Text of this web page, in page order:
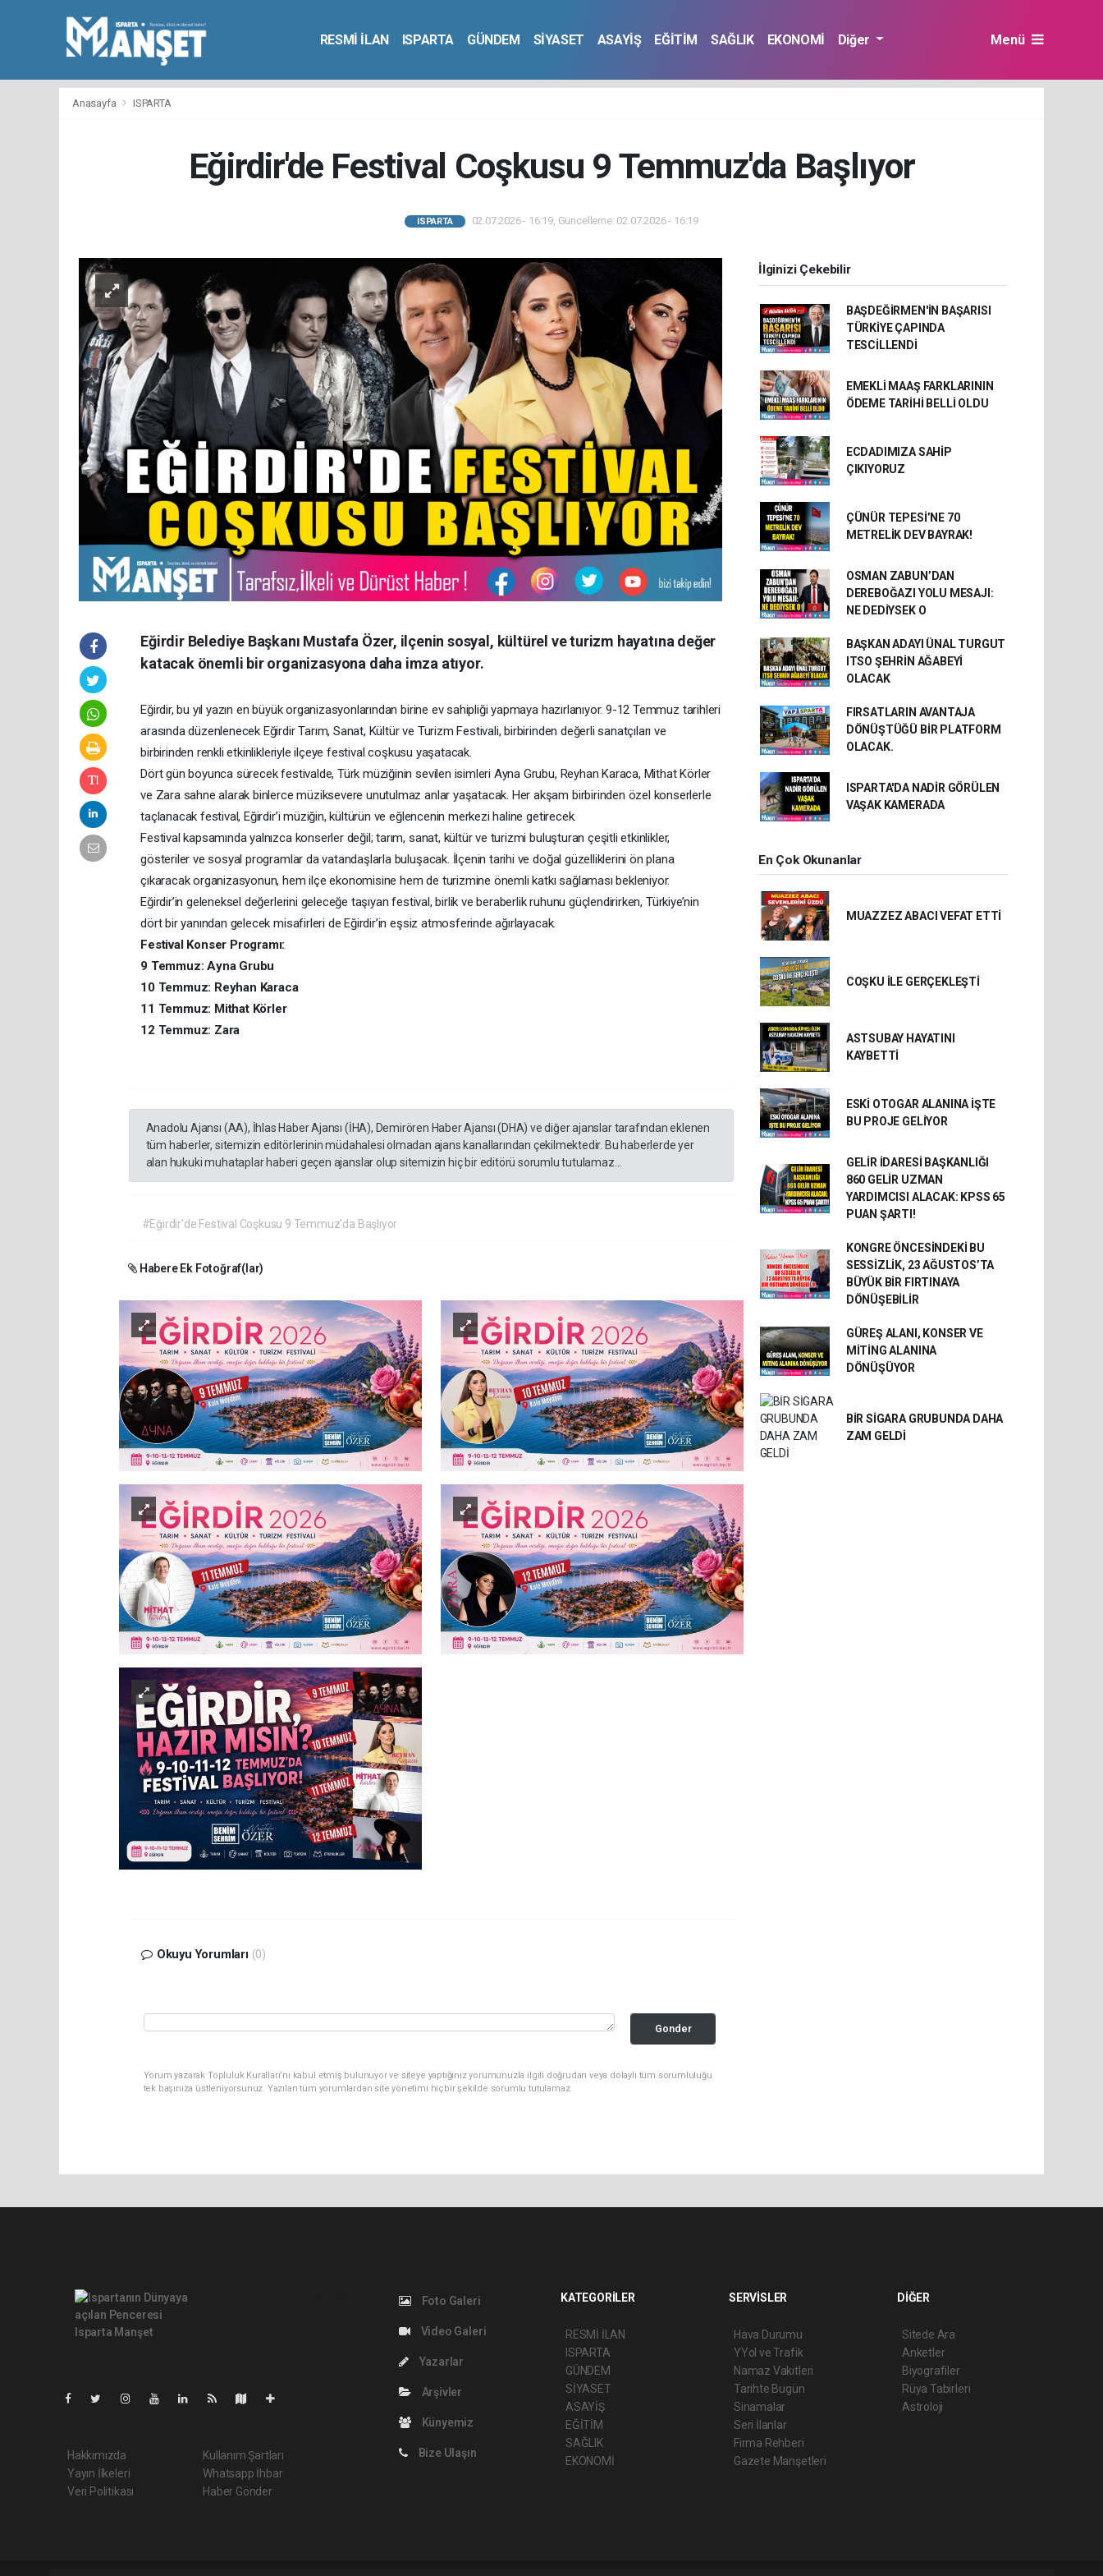
RESMİ İLAN ISPARTA GÜNDEM SİYASET ASAYİŞ EĞİTİM SAĞLIK EKONOMİ Diğer Menü
Anasayfa ISPARTA
Eğirdir'de Festival Coşkusu 9 Temmuz'da Başlıyor
ISPARTA 02.07.2026 - 16:19, Güncelleme: 02.07.2026 - 16:19
Eğirdir Belediye Başkanı Mustafa Özer, ilçenin sosyal, kültürel ve turizm hayatına değer
katacak önemli bir organizasyona daha imza atıyor.
Eğirdir, bu yıl yazın en büyük organizasyonlarından birine ev sahipliği yapmaya hazırlanıyor. 9-12 Temmuz tarihleri
arasında düzenlenecek Eğirdir Tarım, Sanat, Kültür ve Turizm Festivali, birbirinden değerli sanatçıları ve
birbirinden renkli etkinlikleriyle ilçeye festival coşkusu yaşatacak.
Dört gün boyunca sürecek festivalde, Türk müziğinin sevilen isimleri Ayna Grubu, Reyhan Karaca, Mithat Körler
ve Zara sahne alarak binlerce müziksevere unutulmaz anlar yaşatacak. Her akşam birbirinden özel konserlerle
taçlanacak festival, Eğirdir’i müziğin, kültürün ve eğlencenin merkezi haline getirecek.
Festival kapsamında yalnızca konserler değil; tarım, sanat, kültür ve turizmi buluşturan çeşitli etkinlikler,
gösteriler ve sosyal programlar da vatandaşlarla buluşacak. İlçenin tarihi ve doğal güzelliklerini ön plana
çıkaracak organizasyonun, hem ilçe ekonomisine hem de turizmine önemli katkı sağlaması bekleniyor.
Eğirdir’in geleneksel değerlerini geleceğe taşıyan festival, birlik ve beraberlik ruhunu güçlendirirken, Türkiye’nin
dört bir yanından gelecek misafirleri de Eğirdir’in eşsiz atmosferinde ağırlayacak.
Festival Konser Programı:
9 Temmuz: Ayna Grubu
10 Temmuz: Reyhan Karaca
11 Temmuz: Mithat Körler
12 Temmuz: Zara
Anadolu Ajansı (AA), İhlas Haber Ajansı (İHA), Demirören Haber Ajansı (DHA) ve diğer ajanslar tarafından eklenen
tüm haberler, sitemizin editörlerinin müdahalesi olmadan ajans kanallarından çekilmektedir. Bu haberlerde yer
alan hukuki muhataplar haberi geçen ajanslar olup sitemizin hiç bir editörü sorumlu tutulamaz...
#Eğirdir'de Festival Coşkusu 9 Temmuz'da Başlıyor
Habere Ek Fotoğraf(lar)
Okuyu Yorumları (0)
Gonder
Yorum yazarak Topluluk Kuralları’nı kabul etmiş bulunuyor ve siteye yaptığınız yorumunuzla ilgili doğrudan veya dolaylı tüm sorumluluğu
tek başınıza üstleniyorsunuz. Yazılan tüm yorumlardan site yönetimi hiçbir şekilde sorumlu tutulamaz.
İlginizi Çekebilir
BAŞDEĞİRMEN'İN BAŞARISI
TÜRKİYE ÇAPINDA
TESCİLLENDİ
EMEKLİ MAAŞ FARKLARININ
ÖDEME TARİHİ BELLİ OLDU
ECDADIMIZA SAHİP
ÇIKIYORUZ
ÇÜNÜR TEPESİ’NE 70
METRELİK DEV BAYRAK!
OSMAN ZABUN’DAN
DEREBOĞAZI YOLU MESAJI:
NE DEDİYSEK O
BAŞKAN ADAYI ÜNAL TURGUT
ITSO ŞEHRİN AĞABEYİ
OLACAK
FIRSATLARIN AVANTAJA
DÖNÜŞTÜĞÜ BİR PLATFORM
OLACAK.
ISPARTA'DA NADİR GÖRÜLEN
VAŞAK KAMERADA
En Çok Okunanlar
MUAZZEZ ABACI VEFAT ETTİ
COŞKU İLE GERÇEKLEŞTİ
ASTSUBAY HAYATINI
KAYBETTİ
ESKİ OTOGAR ALANINA İŞTE
BU PROJE GELİYOR
GELİR İDARESİ BAŞKANLIĞI
860 GELİR UZMAN
YARDIMCISI ALACAK: KPSS 65
PUAN ŞARTI!
KONGRE ÖNCESİNDEKİ BU
SESSİZLİK, 23 AĞUSTOS’TA
BÜYÜK BİR FIRTINAYA
DÖNÜŞEBİLİR
GÜREŞ ALANI, KONSER VE
MİTİNG ALANINA
DÖNÜŞÜYOR
BİR SİGARA GRUBUNDA DAHA
ZAM GELDİ
Hakkımızda
Yayın İlkeleri
Veri Politikası
Kullanım Şartları
Whatsapp İhbar
Haber Gönder
Foto Galeri
Video Galeri
Yazarlar
Arşivler
Künyemiz
Bize Ulaşın
KATEGORİLER
RESMİ İLAN
ISPARTA
GÜNDEM
SİYASET
ASAYİŞ
EĞİTİM
SAĞLIK
EKONOMİ
SERVİSLER
Hava Durumu
YYol ve Trafik
Namaz Vakitleri
Tarihte Bugün
Sinamalar
Seri İlanlar
Firma Rehberi
Gazete Manşetleri
DİĞER
Sitede Ara
Anketler
Biyografiler
Rüya Tabirleri
Astroloji